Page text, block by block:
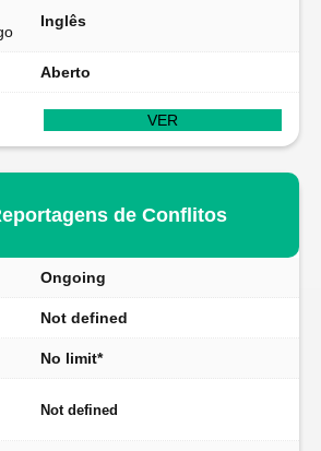
Inglês
Aberto
VER
de Conflitos
Ongoing
Not defined
No limit*
Not defined